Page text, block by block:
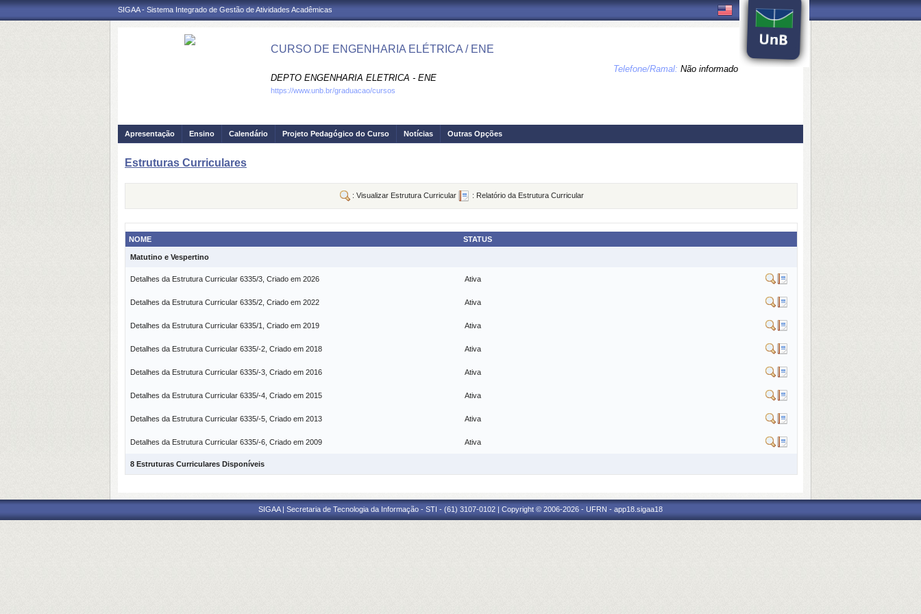
SIGAA - Sistema Integrado de Gestão de Atividades Acadêmicas
CURSO DE ENGENHARIA ELÉTRICA / ENE
DEPTO ENGENHARIA ELETRICA - ENE
Telefone/Ramal: Não informado
https://www.unb.br/graduacao/cursos
Apresentação Ensino Calendário Projeto Pedagógico do Curso Notícias Outras Opções
Estruturas Curriculares
: Visualizar Estrutura Curricular : Relatório da Estrutura Curricular
NOME STATUS
Matutino e Vespertino
Detalhes da Estrutura Curricular 6335/3, Criado em 2026 Ativa
Detalhes da Estrutura Curricular 6335/2, Criado em 2022 Ativa
Detalhes da Estrutura Curricular 6335/1, Criado em 2019 Ativa
Detalhes da Estrutura Curricular 6335/-2, Criado em 2018 Ativa
Detalhes da Estrutura Curricular 6335/-3, Criado em 2016 Ativa
Detalhes da Estrutura Curricular 6335/-4, Criado em 2015 Ativa
Detalhes da Estrutura Curricular 6335/-5, Criado em 2013 Ativa
Detalhes da Estrutura Curricular 6335/-6, Criado em 2009 Ativa
8 Estruturas Curriculares Disponíveis
SIGAA | Secretaria de Tecnologia da Informação - STI - (61) 3107-0102 | Copyright © 2006-2026 - UFRN - app18.sigaa18